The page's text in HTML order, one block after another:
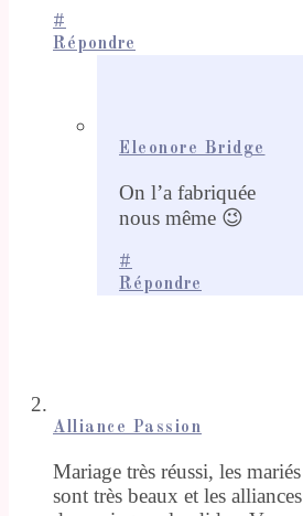
#
Répondre
Eleonore Bridge
On l’a fabriquée
nous même 😉
#
Répondre
Alliance Passion
Mariage très réussi, les mariés
sont très beaux et les alliances